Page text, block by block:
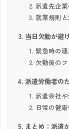
派遣先企
就業規則
当日欠勤が避
緊急時の
欠勤後の
派遣労働者の
派遣会社
日常の健
まとめ：派遣